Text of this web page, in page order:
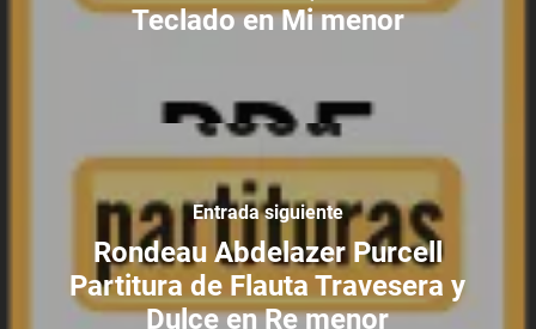
Teclado en Mi menor
Entrada siguiente
Rondeau Abdelazer Purcell
Partitura de Flauta Travesera y
Dulce en Re menor